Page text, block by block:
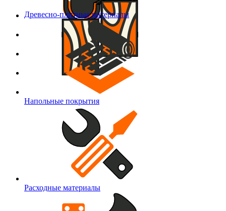
Древесно-плитные материалы
Напольные покрытия
Расходные материалы